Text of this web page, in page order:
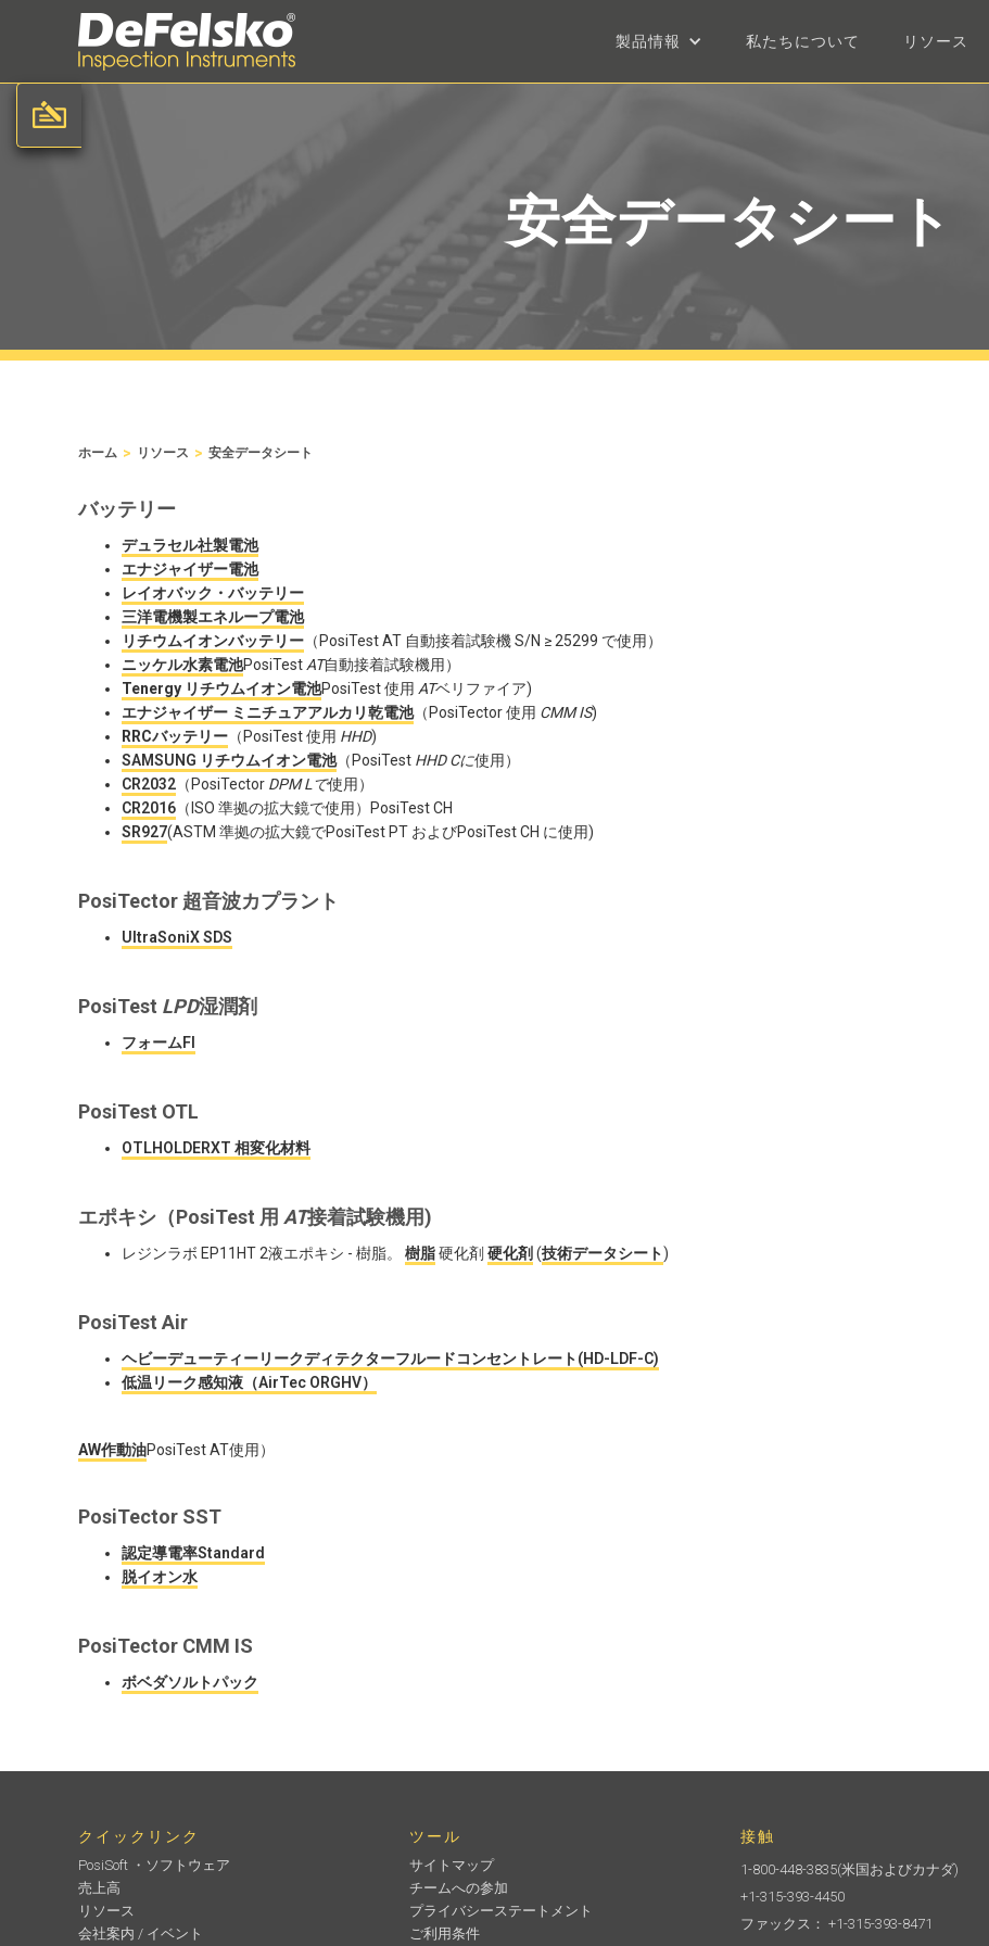
製品情報 私たちについて リソース
安全データシート
ホーム > リソース > 安全データシート
バッテリー
デュラセル社製電池
エナジャイザー電池
レイオバック・バッテリー
三洋電機製エネループ電池
リチウムイオンバッテリー （PosiTest AT 自動接着試験機 S/N ≥ 25299 で使用）
ニッケル水素電池PosiTest AT自動接着試験機用）
Tenergy リチウムイオン電池PosiTest 使用 ATベリファイア)
エナジャイザー ミニチュアアルカリ乾電池（PosiTector 使用 CMM IS)
RRCバッテリー （PosiTest 使用 HHD)
SAMSUNG リチウムイオン電池（PosiTest HHD Cに使用）
CR2032 （PosiTector DPM Lで使用）
CR2016 （ISO 準拠の拡大鏡で使用）PosiTest CH
SR927(ASTM 準拠の拡大鏡でPosiTest PT およびPosiTest CH に使用)
PosiTector 超音波カプラント
UltraSoniX SDS
PosiTest LPD湿潤剤
フォームFl
PosiTest OTL
OTLHOLDERXT 相変化材料
エポキシ （PosiTest 用 AT接着試験機用)
レジンラボ EP11HT 2液エポキシ - 樹脂。 樹脂硬化剤 硬化剤 (技術データシート)
PosiTest Air
ヘビーデューティーリークディテクターフルードコンセントレート(HD-LDF-C)
低温リーク感知液（AirTec ORGHV）
AW作動油PosiTest AT使用）
PosiTector SST
認定導電率Standard
脱イオン水
PosiTector CMM IS
ボベダソルトパック
クイックリンク
PosiSoft ・ソフトウェア
売上高
リソース
会社案内 / イベント
ツール
サイトマップ
チームへの参加
プライバシーステートメント
ご利用条件
接触
1-800-448-3835(米国およびカナダ)
+1-315-393-4450
ファックス： +1-315-393-8471